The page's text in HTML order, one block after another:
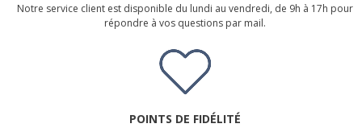
Notre service client est disponible du lundi au vendredi, de 9h à 17h pour
répondre à vos questions par mail.
POINTS DE FIDÉLITÉ